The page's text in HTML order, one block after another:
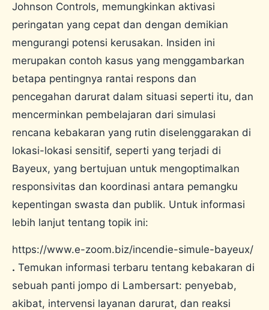
Johnson Controls, memungkinkan aktivasi
peringatan yang cepat dan dengan demikian
mengurangi potensi kerusakan. Insiden ini
merupakan contoh kasus yang menggambarkan
betapa pentingnya rantai respons dan
pencegahan darurat dalam situasi seperti itu, dan
mencerminkan pembelajaran dari simulasi
rencana kebakaran yang rutin diselenggarakan di
lokasi-lokasi sensitif, seperti yang terjadi di
Bayeux, yang bertujuan untuk mengoptimalkan
responsivitas dan koordinasi antara pemangku
kepentingan swasta dan publik. Untuk informasi
lebih lanjut tentang topik ini:
https://www.e-zoom.biz/incendie-simule-bayeux/
. Temukan informasi terbaru tentang kebakaran di
sebuah panti jompo di Lambersart: penyebab,
akibat, intervensi layanan darurat, dan reaksi